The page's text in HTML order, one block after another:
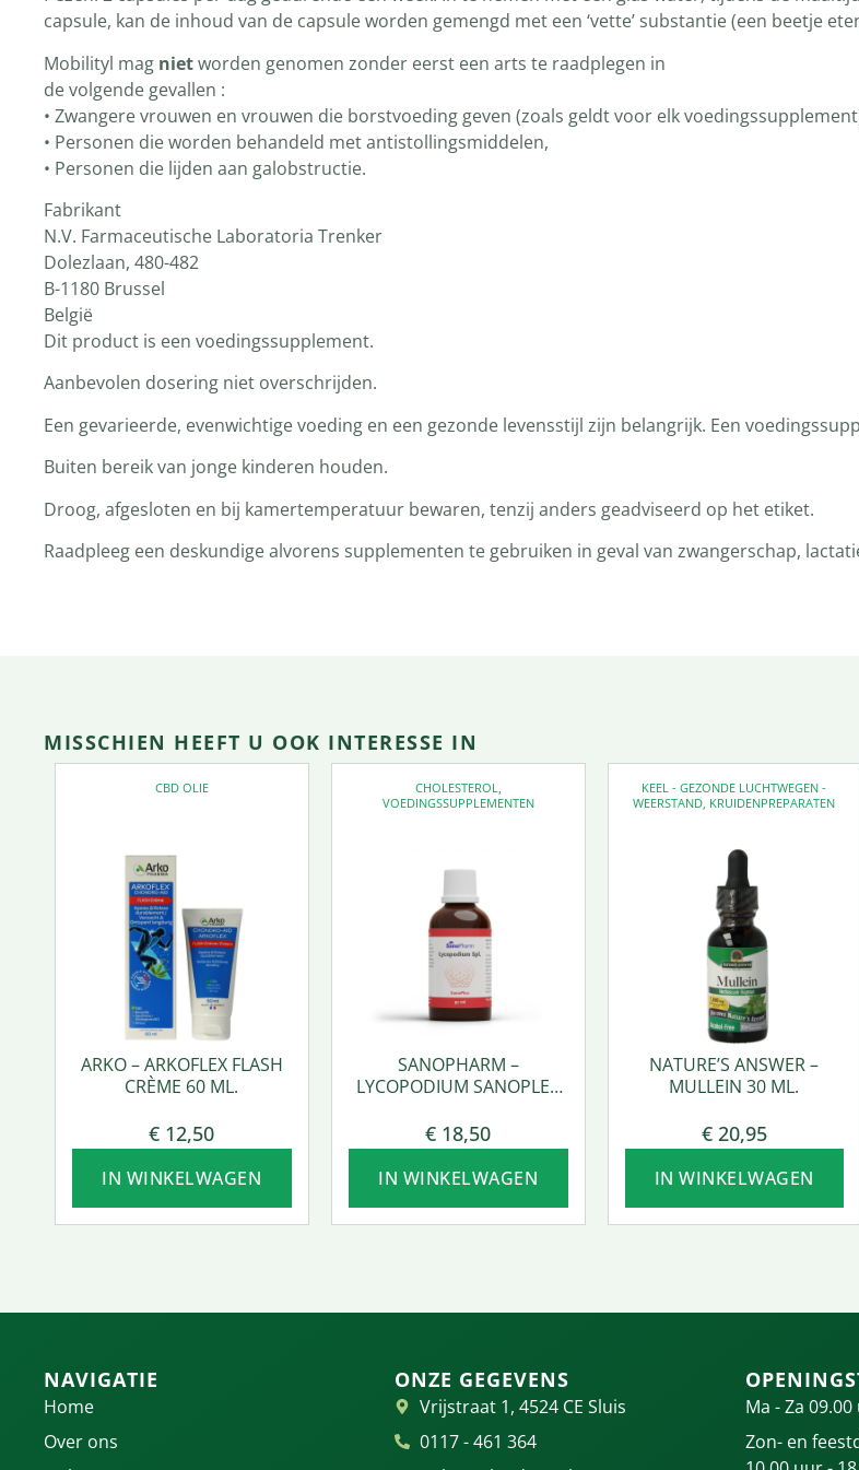
capsule, kan de inhoud van de capsule worden gemengd met een ‘vette’ substantie (een beetje
Mobilityl mag nietworden genomen zonder eerst een arts te raadplegen in
de volgende gevallen :
• Zwangere vrouwen en vrouwen die borstvoeding geven (zoals geldt voor elk
• Personen die worden behandeld met antistollingsmiddelen,
• Personen die lijden aan galobstructie.
Fabrikant
N.V. Farmaceutische Laboratoria Trenker
Dolezlaan, 480-482
B-1180 Brussel
België
Dit product is een voedingssupplement.
Aanbevolen dosering niet overschrijden.
Een gevarieerde, evenwichtige voeding en een gezonde levensstijl zijn belangrijk. Een
Buiten bereik van jonge kinderen houden.
Droog, afgesloten en bij kamertemperatuur bewaren, tenzij anders geadviseerd op het etiket.
Raadpleeg een deskundige alvorens supplementen te gebruiken in geval van zwangerschap,
MISSCHIEN HEEFT U OOK INTERESSE IN
CBD OLIE
ARKO – ARKOFLEX FLASH
CRÈME 60 ML.
€ 12,50
IN WINKELWAGEN
CHOLESTEROL,
VOEDINGSSUPPLEMENTEN
SANOPHARM –
LYCOPODIUM SANOPLEX
€ 18,50
IN WINKELWAGEN
KEEL - GEZONDE LUCHTWEGEN -
WEERSTAND, KRUIDENPREPARATEN
NATURE’S ANSWER –
MULLEIN 30 ML.
€20,95
IN WINKELWAGEN
NAVIGATIE
Home
Over ons
ONZE GEGEVENS
Vrijstraat 1, 4524 CE Sluis
0117 - 461 364
Ma - Za
Zon- en